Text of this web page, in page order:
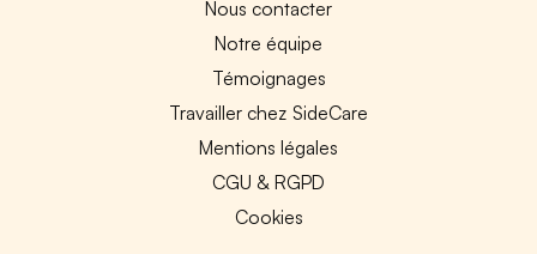
Nous contacter
Notre équipe
Témoignages
Travailler chez SideCare
Mentions légales
CGU & RGPD
Cookies